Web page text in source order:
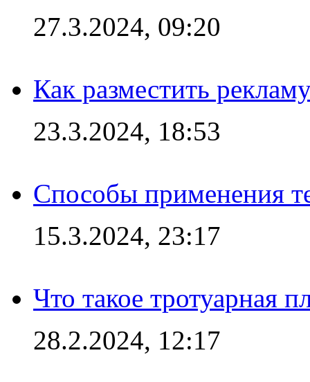
27.3.2024, 09:20
Как разместить
23.3.2024, 18:53
Способы применения
15.3.2024, 23:17
Что такое тротуарная
28.2.2024, 12:17